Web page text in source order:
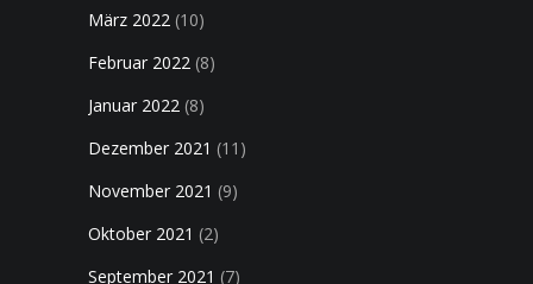
März 2022 (10)
Februar 2022 (8)
Januar 2022 (8)
Dezember 2021 (11)
November 2021 (9)
Oktober 2021 (2)
September 2021 (7)